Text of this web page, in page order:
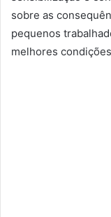
sobre as
pequenos
melhores